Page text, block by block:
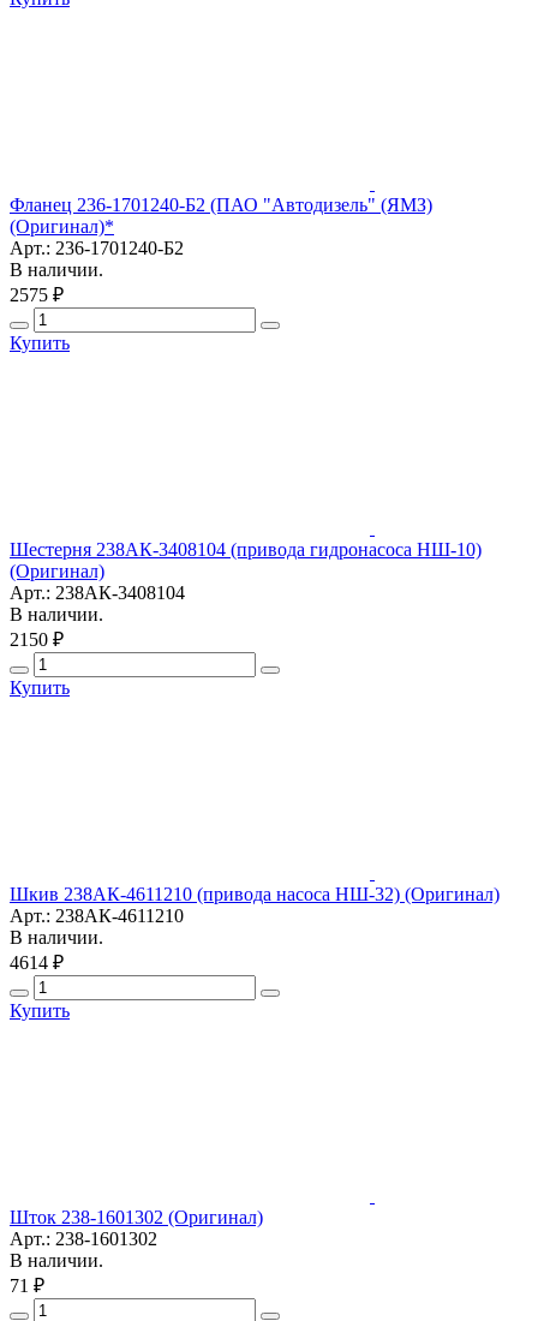
Фланец 236-1701240-Б2 (ПАО "Автодизель" (ЯМЗ)
(Оригинал)*
Арт.: 236-1701240-Б2
В наличии.
2575 ₽
Купить
Шестерня 238АК-3408104 (привода гидронасоса НШ-10)
(Оригинал)
Арт.: 238АК-3408104
В наличии.
2150 ₽
Купить
Шкив 238АК-4611210 (привода насоса НШ-32) (Оригинал)
Арт.: 238АК-4611210
В наличии.
4614 ₽
Купить
Шток 238-1601302 (Оригинал)
Арт.: 238-1601302
В наличии.
71 ₽